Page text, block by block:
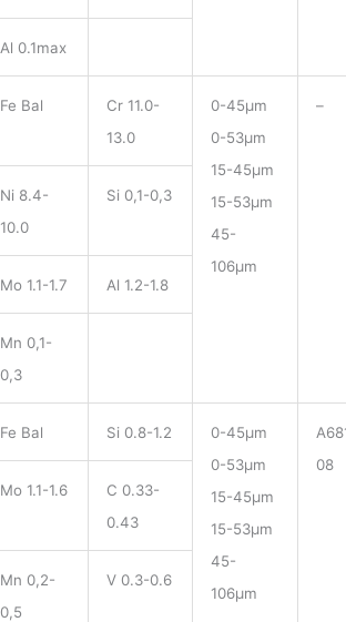
Al 0.1max
Fe Bal
Cr 11.0-
13.0
0-45μm
0-53μm
15-45μm
15-53μm
45-
106μm
–
Ni 8.4-
10.0
Si 0,1-0,3
Mo 1.1-1.7 Al 1.2-1.8
Mn 0,1-
0,3
Fe Bal Si 0.8-1.2
0-45μm
0-53μm
15-45μm
15-53μm
45-
106μm
08
Mo 1.1-1.6
C 0.33-
0.43
Mn 0,2-
0,5
V 0.3-0.6